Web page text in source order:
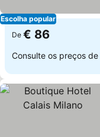
Escolha popular
De € 86
Consulte os preços de